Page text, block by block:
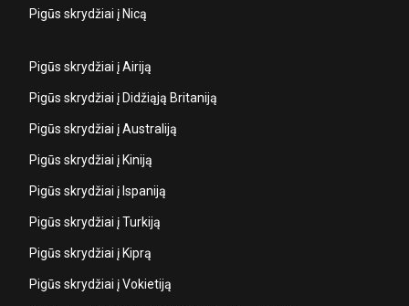
Pigūs skrydžiai į Nicą
Pigūs skrydžiai į Airiją
Pigūs skrydžiai į Didžiąją Britaniją
Pigūs skrydžiai į Australiją
Pigūs skrydžiai į Kiniją
Pigūs skrydžiai į Ispaniją
Pigūs skrydžiai į Turkiją
Pigūs skrydžiai į Kiprą
Pigūs skrydžiai į Vokietiją